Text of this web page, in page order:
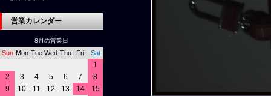
営業カレンダー
8月の営業日
Sun Mon Tue Wed Thu Fri Sat
1
2
3 4 5 6 7
8
9
10 11 12 13 14
15